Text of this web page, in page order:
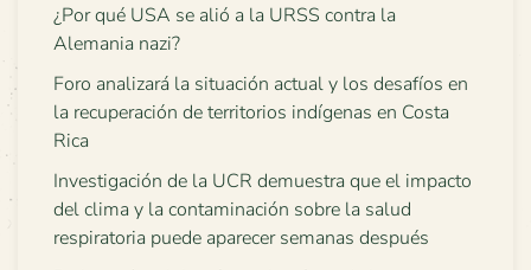
¿Por qué USA se alió a la URSS contra la
Alemania nazi?
Foro analizará la situación actual y los desafíos en
la recuperación de territorios indígenas en Costa
Rica
Investigación de la UCR demuestra que el impacto
del clima y la contaminación sobre la salud
respiratoria puede aparecer semanas después